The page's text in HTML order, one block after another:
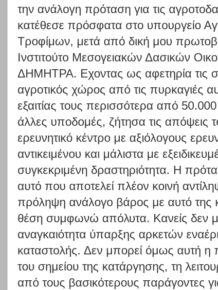
την ανάλογη πρόταση για τις
κατέθεσε πρόσφατα στο υπουργείο
Τροφίμων, μετά από δική μου
Ινστιτούτο Μεσογειακών Δασικών
ΔΗΜΗΤΡΑ. Εχοντας ως αφετηρία τις
αγροτικός χώρος από τις πυρκαγιές
εξαιτίας τους περισσότερα από
άλλες υποδομές, ζήτησα τις απόψεις
ερευνητικό κέντρο με αξιόλογους
αντικειμένου και μάλιστα με
συγκεκριμένη δραστηριότητα. Η
αυτό που αποτελεί πλέον κοινή
πρόληψη ανάλογο βάρος με αυτό της
θέση συμφωνώ απόλυτα. Κανείς δεν
αναγκαιότητα ύπαρξης αρκετών
καταστολής. Δεν μπορεί όμως αυτή η
του σημείου της κατάργησης, τη
από τους βασικότερους παράγοντες